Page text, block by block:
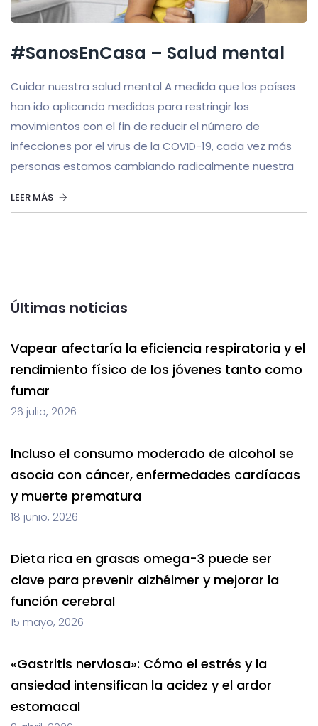
#SanosEnCasa – Salud mental
Cuidar nuestra salud mental A medida que los países
han ido aplicando medidas para restringir los
movimientos con el fin de reducir el número de
infecciones por el virus de la COVID-19, cada vez más
personas estamos cambiando radicalmente nuestra
LEER MÁS
Últimas noticias
Vapear afectaría la eficiencia respiratoria y el
rendimiento físico de los jóvenes tanto como
fumar
26 julio, 2026
Incluso el consumo moderado de alcohol se
asocia con cáncer, enfermedades cardíacas
y muerte prematura
18 junio, 2026
Dieta rica en grasas omega-3 puede ser
clave para prevenir alzhéimer y mejorar la
función cerebral
15 mayo, 2026
«Gastritis nerviosa»: Cómo el estrés y la
ansiedad intensifican la acidez y el ardor
estomacal